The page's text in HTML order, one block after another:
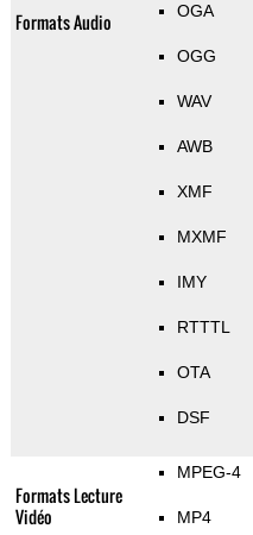
Formats Audio OGA
OGG
WAV
AWB
XMF
MXMF
IMY
RTTTL
OTA
DSF
Formats Lecture
Vidéo
MPEG-4
MP4